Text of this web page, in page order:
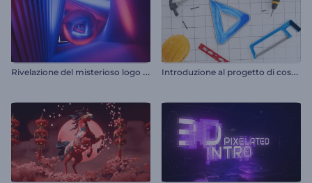
R
ivelazione del misterioso logo al neon I
ntroduzione al progetto di costruzione